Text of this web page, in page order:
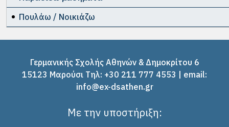
Πουλάω / Νοικιάζω
Γερμανικής Σχολής Αθηνών & Δημοκρίτου 6
15123 Μαρούσι Tηλ: +30 211 777 4553 | email:
info@ex-dsathen.gr
Με την υποστήριξη: